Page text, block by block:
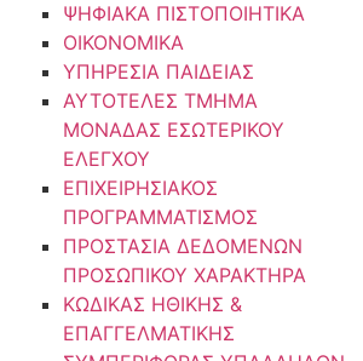
ΨΗΦΙΑΚΑ ΠΙΣΤΟΠΟΙΗΤΙΚΑ
ΟΙΚΟΝΟΜΙΚΑ
ΥΠΗΡΕΣΙΑ ΠΑΙΔΕΙΑΣ
ΑΥΤΟΤΕΛΕΣ ΤΜΗΜΑ
ΜΟΝΑΔΑΣ ΕΣΩΤΕΡΙΚΟΥ
ΕΛΕΓΧΟΥ
ΕΠΙΧΕΙΡΗΣΙΑΚΟΣ
ΠΡΟΓΡΑΜΜΑΤΙΣΜΟΣ
ΠΡΟΣΤΑΣΙΑ ΔΕΔΟΜΕΝΩΝ
ΠΡΟΣΩΠΙΚΟΥ ΧΑΡΑΚΤΗΡΑ
ΚΩΔΙΚΑΣ ΗΘΙΚΗΣ &
ΕΠΑΓΓΕΛΜΑΤΙΚΗΣ